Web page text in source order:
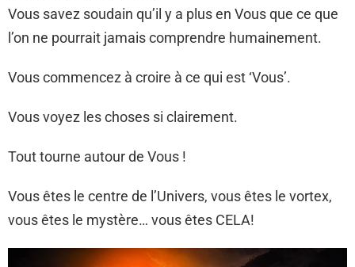
Vous savez soudain qu’il y a plus en Vous que ce que
l’on ne pourrait jamais comprendre humainement.
Vous commencez à croire à ce qui est ‘Vous’.
Vous voyez les choses si clairement.
Tout tourne autour de Vous !
Vous êtes le centre de l’Univers, vous êtes le vortex,
vous êtes le mystère… vous êtes CELA!